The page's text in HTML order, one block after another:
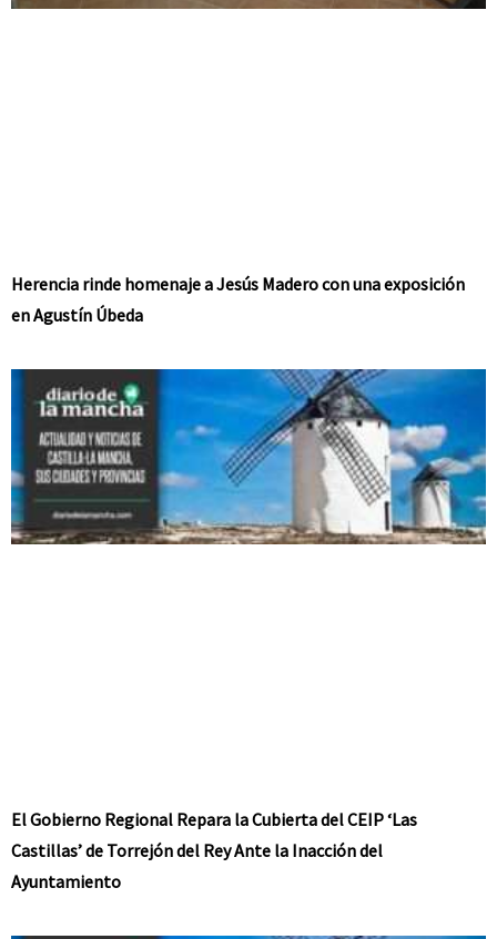
Herencia rinde homenaje a Jesús Madero con una exposición
en Agustín Úbeda
El Gobierno Regional Repara la Cubierta del CEIP ‘Las
Castillas’ de Torrejón del Rey Ante la Inacción del
Ayuntamiento